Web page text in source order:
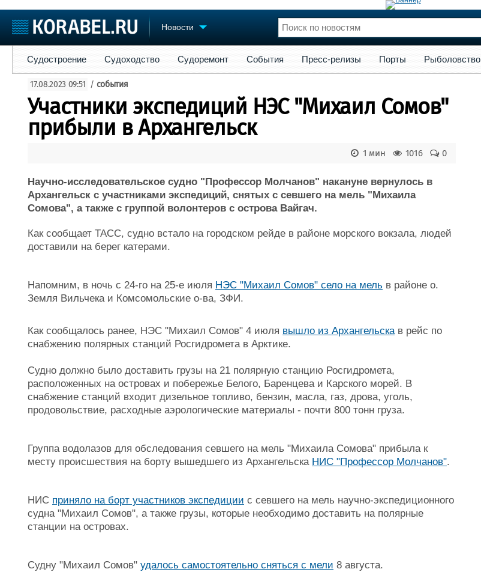
Новости
Судостроение
Пульс
Новости
Репутация
Журнал
Реклама
Торговая площадка
Доска объявлений
Продажа флота
Оборудование
Изделия
Конференции
Личности
Флот
Форум
Судостроение Судоходство Судоремонт События Пресс-релизы Порты Рыболовство
17.08.2023 09:51 / события
Участники экспедиций НЭС "Михаил Сомов"
прибыли в Архангельск
0
1016
1 мин
Научно-исследовательское судно "Профессор Молчанов" накануне вернулось в
Архангельск с участниками экспедиций, снятых с севшего на мель "Михаила
Сомова", а также с группой волонтеров с острова Вайгач.
Как сообщает ТАСС, судно встало на городском рейде в районе морского вокзала, людей
доставили на берег катерами.
Напомним, в ночь с 24-го на 25-е июля НЭС "Михаил Сомов" село на мель в районе о.
Земля Вильчека и Комсомольские о-ва, ЗФИ.
Как сообщалось ранее, НЭС "Михаил Сомов" 4 июля вышло из Архангельскав рейс по
снабжению полярных станций Росгидромета в Арктике.
Судно должно было доставить грузы на 21 полярную станцию Росгидромета,
расположенных на островах и побережье Белого, Баренцева и Карского морей. В
снабжение станций входит дизельное топливо, бензин, масла, газ, дрова, уголь,
продовольствие, расходные аэрологические материалы - почти 800 тонн груза.
Группа водолазов для обследования севшего на мель "Михаила Сомова" прибыла к
месту происшествия на борту вышедшего из Архангельска НИС "Профессор Молчанов".
НИС приняло на борт участников экспедиции с севшего на мель научно-экспедиционного
судна "Михаил Сомов", а также грузы, которые необходимо доставить на полярные
станции на островах.
Судну "Михаил Сомов" удалось самостоятельно сняться с мели 8 августа.